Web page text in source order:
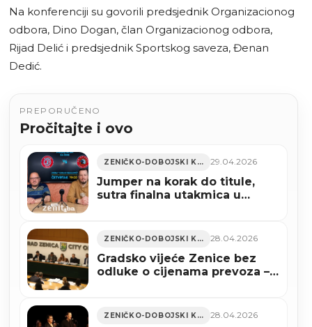
Na konferenciji su govorili predsjednik Organizacionog
odbora, Dino Dogan, član Organizacionog odbora,
Rijad Delić i predsjednik Sportskog saveza, Đenan
Dedić.
PREPORUČENO
Pročitajte i ovo
ZENIČKO-DOBOJSKI KANTON 29.04.2026
Jumper na korak do titule,
sutra finalna utakmica u
ZENIČKO-DOBOJSKI KANTON 28.04.2026
Gradsko vijeće Zenice bez
odluke o cijenama prevoza –
ZENIČKO-DOBOJSKI KANTON 28.04.2026